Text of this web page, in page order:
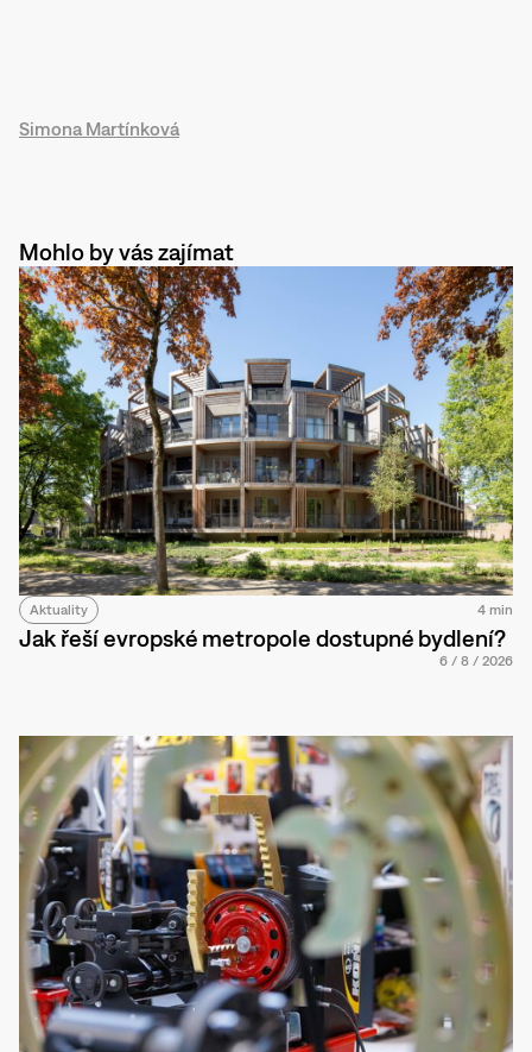
Simona Martínková
Mohlo by vás zajímat
Aktuality 4 min
Jak řeší evropské metropole dostupné bydlení?
6 / 8 / 2026